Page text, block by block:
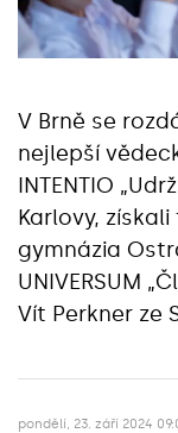
V Brně se
nejlepší
INTENTIO
Karlovy,
gymnázia
UNIVERSUM
Vít Perkner ze
pondělí, 23. září 2024